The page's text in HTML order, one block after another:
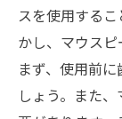
スを使用する
かし、マウスピ
まず、使用前
しょう。また